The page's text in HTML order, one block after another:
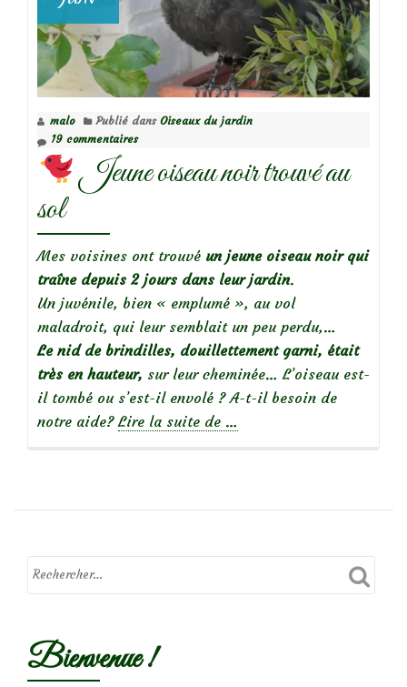
malo Publié dans Oiseaux du jardin
19 commentaires
Jeune oiseau noir trouvé au
sol
Mes voisines ont trouvé un jeune oiseau noir qui
traîne depuis 2 jours dans leur jardin.
Un juvénile, bien « emplumé », au vol
maladroit, qui leur semblait un peu perdu,…
Le nid de brindilles, douillettement garni, était
très en hauteur, sur leur cheminée… L’oiseau est-
il tombé ou s’est-il envolé ? A-t-il besoin de
notre aide? Lire la suite de
Jeune
noir
…
Bienvenue !